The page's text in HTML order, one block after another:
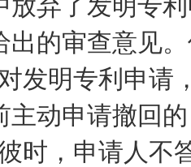
放弃了发明专利
出的审查意见
发明专利申请
主动申请撤回
时，申请人不